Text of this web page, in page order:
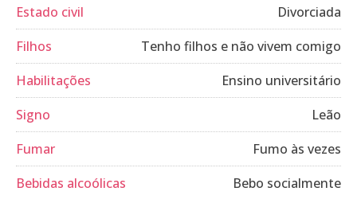
Estado civil
Divorciada
Filhos
Tenho filhos e não vivem comigo
Habilitações
Ensino universitário
Signo
Leão
Fumar
Fumo às vezes
Bebidas alcoólicas
Bebo socialmente